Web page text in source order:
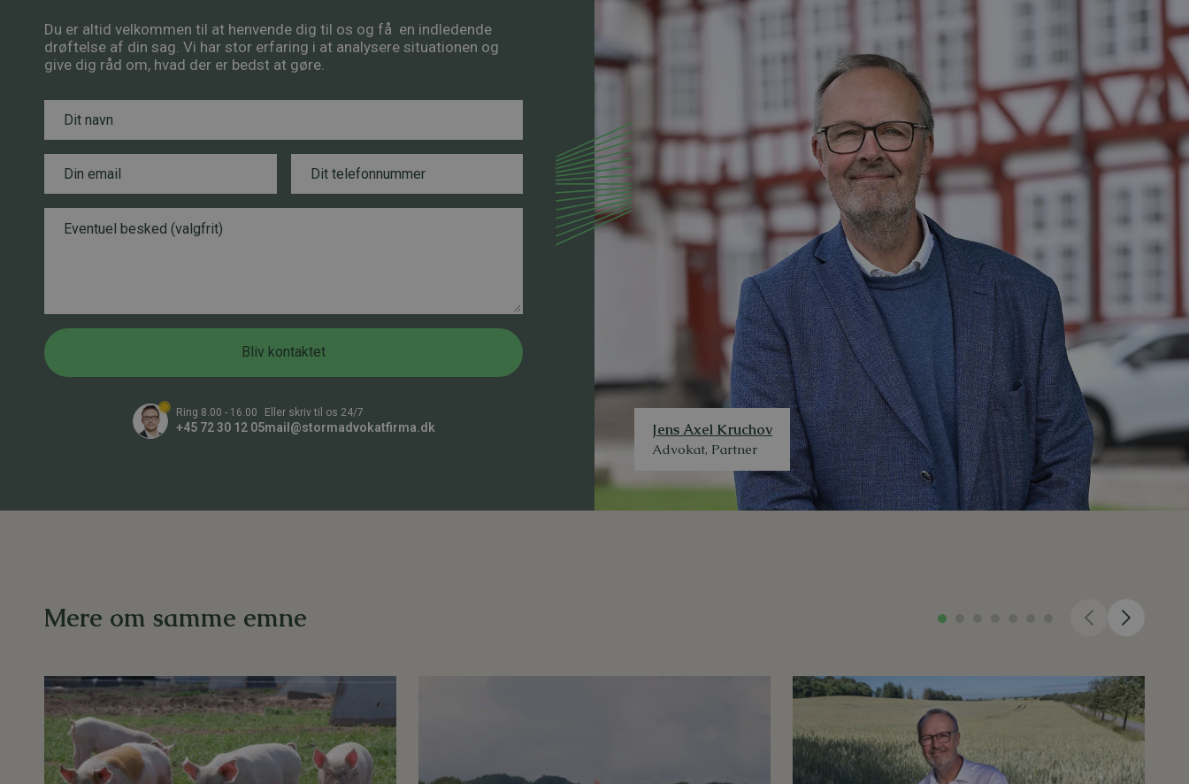
Du er altid velkommen til at henvende dig til os og få en indledende
drøftelse af din sag. Vi har stor erfaring i at analysere situationen og
give dig råd om, hvad der er bedst at gøre.
e
e
n
n
u
v
a
l
e
r
Bliv kontaktet
Ring 8.00 - 16.00
+45 72 30 12 05
Eller skriv til os 24/7
mail@stormadvokatfirma.dk Jens Axel Kruchov
Advokat, Partner
Mere om samme emne